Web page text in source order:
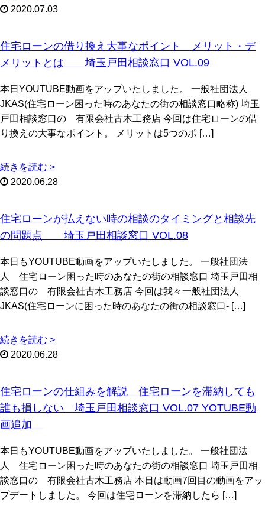
2020.07.03
住宅ローンの借り換え大事なポイント メリット・デ
メリットとは 埼玉戸田相談窓口 VOL.09
本日YOUTUBE動画をアップいたしました。 一般社団法人
JKAS(住宅ローン困った時のあなたの街の相談窓口略称) 埼玉
戸田相談窓口の 有限会社古木工務店 今回は住宅ローンの借
り換えの大事なポイント。 メリットは5つのポ […]
続きを読む >
2020.06.28
住宅ローンが払えない時の相談のタイミングと相談先
の問題点 埼玉戸田相談窓口 VOL.08
本日もYOUTUBE動画をアップいたしました。 一般社団法
人 住宅ローン困った時のあなたの街の相談窓口 埼玉戸田相
談窓口の 有限会社古木工務店 今回は我々一般社団法人
JKAS(住宅ローンに困った時のあなたの街の相談窓口- […]
続きを読む >
2020.06.28
住宅ローンの仕組みを解説 住宅ローンを滞納しても
誰も損しない 埼玉戸田相談窓口 VOL.07 YOTUBE動
画追加
本日もYOUTUBE動画をアップいたしました。 一般社団法
人 住宅ローン困った時のあなたの街の相談窓口 埼玉戸田相
談窓口の 有限会社古木工務店 本日は動画7回目の動画をアッ
プデートしました。 今回は住宅ローンを滞納したら […]